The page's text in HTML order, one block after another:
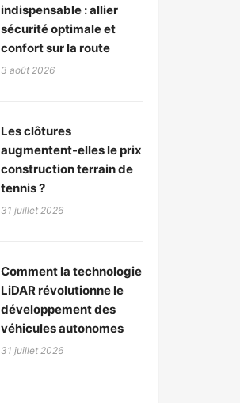
indispensable : allier
sécurité optimale et
confort sur la route
3 août 2026
Les clôtures
augmentent-elles le prix
construction terrain de
tennis ?
31 juillet 2026
Comment la technologie
LiDAR révolutionne le
développement des
véhicules autonomes
31 juillet 2026